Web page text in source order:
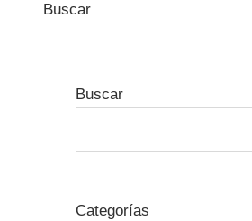
Buscar
Buscar
Categorías